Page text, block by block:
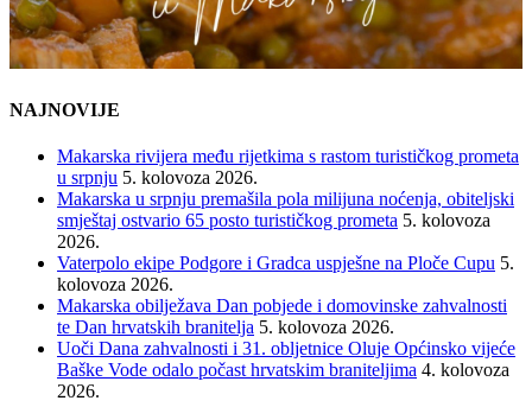
NAJNOVIJE
Makarska rivijera među rijetkima s rastom turističkog prometa
u srpnju 5. kolovoza 2026.
Makarska u srpnju premašila pola milijuna noćenja, obiteljski
smještaj ostvario 65 posto turističkog prometa 5. kolovoza
2026.
Vaterpolo ekipe Podgore i Gradca uspješne na Ploče Cupu 5.
kolovoza 2026.
Makarska obilježava Dan pobjede i domovinske zahvalnosti
te Dan hrvatskih branitelja 5. kolovoza 2026.
Uoči Dana zahvalnosti i 31. obljetnice Oluje Općinsko vijeće
Baške Vode odalo počast hrvatskim braniteljima 4. kolovoza
2026.